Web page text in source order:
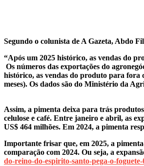
Segundo o colunista de A Gazeta, Abdo
“Após um 2025 histórico, as vendas do
Os números das exportações do
histórico, as vendas do produto para fora
meses). Os dados são do Ministério da
Assim, a pimenta deixa para trás
celulose e café. Entre janeiro e abril, as
US$ 464 milhões. Em 2024, a pimenta
Importante frisar que, em 2025, a
comparação com 2024. Ou seja, a
do-reino-do-espirito-santo-pega-o-foguete-